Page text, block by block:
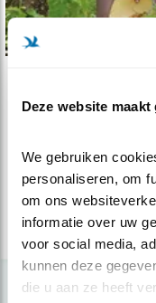
Deze website
We gebruiken
personaliseren, om
om ons
informatie over uw
voor social media,
kunnen deze
die u aan ze heeft
Savannezeep
04.05.21De zeep
verwoestijning in de
lees meer